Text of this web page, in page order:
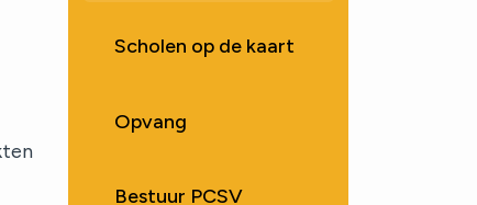
Scholen op de kaart
Opvang
Bestuur PCSV